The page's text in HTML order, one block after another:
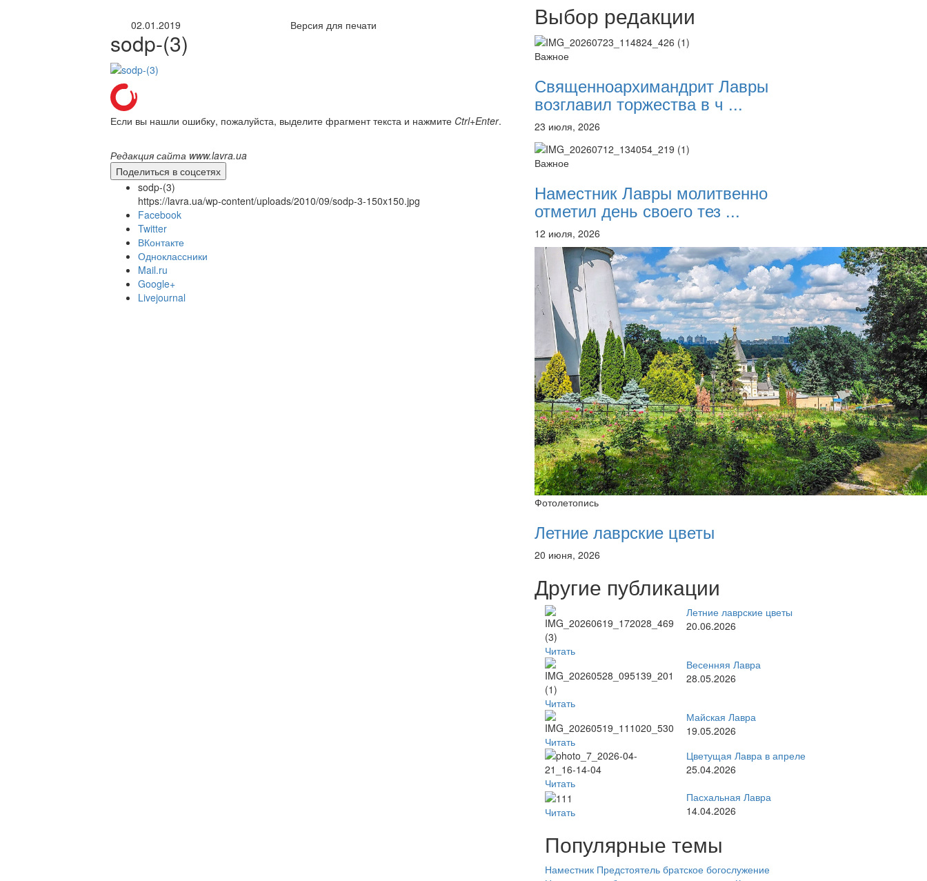
Онлайн трансляции
12 сентября 2015
12 сентября 2015Название трансляции
12 сентября 2015
12 сентября 2015Название трансляции
12 сентября 2015Название трансляции
Название трансляции
12 сентября 2015Название трансляции
Перейти к архиву
02.01.2019 Версия для печати
sodp-(3)
Если вы нашли ошибку, пожалуйста, выделите фрагмент текста и нажмите Ctrl+Enter.
Редакция сайта www.lavra.ua
Поделиться в соцсетях
sodp-(3)
https://lavra.ua/wp-content/uploads/2010/09/sodp-3-150x150.jpg
Facebook
Twitter
ВКонтакте
Одноклассники
Mail.ru
Google+
Livejournal
Выбор редакции
Важное
Священноархимандрит Лавры
возглавил торжества в ч ...
23 июля, 2026
Важное
Наместник Лавры молитвенно
отметил день своего тез ...
12 июля, 2026
Фотолетопись
Летние лаврские цветы
20 июня, 2026
Другие публикации
Читать
Летние лаврские цветы
20.06.2026
Читать
Весенняя Лавра
28.05.2026
Читать
Майская Лавра
19.05.2026
Читать
Цветущая Лавра в апреле
25.04.2026
Читать
Пасхальная Лавра
14.04.2026
Популярные темы
Наместник Предстоятель братское богослужение